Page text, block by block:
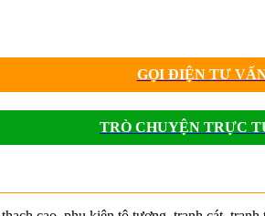
GỌI ĐIỆN TƯ
TRÒ CHUYỆN TRỰC